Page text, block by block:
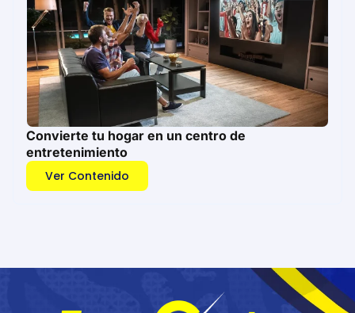
Convierte tu hogar en un centro de
entretenimiento
Ver Contenido